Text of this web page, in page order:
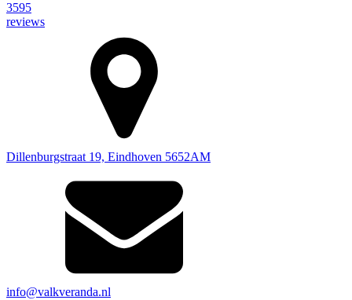
3595
reviews
Dillenburgstraat 19, Eindhoven 5652AM
info@valkveranda.nl